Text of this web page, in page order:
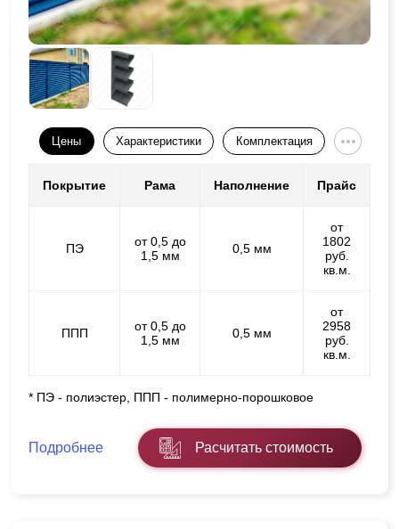
Цены Характеристики Комплектация
Покрытие Рама Наполнение Прайс
ПЭ
от 0,5 до
1,5 мм
0,5 мм
от
1802
руб.
кв.м.
ППП
от 0,5 до
1,5 мм
0,5 мм
от
2958
руб.
кв.м.
* ПЭ - полиэстер, ППП - полимерно-порошковое
Подробнее Расчитать стоимость